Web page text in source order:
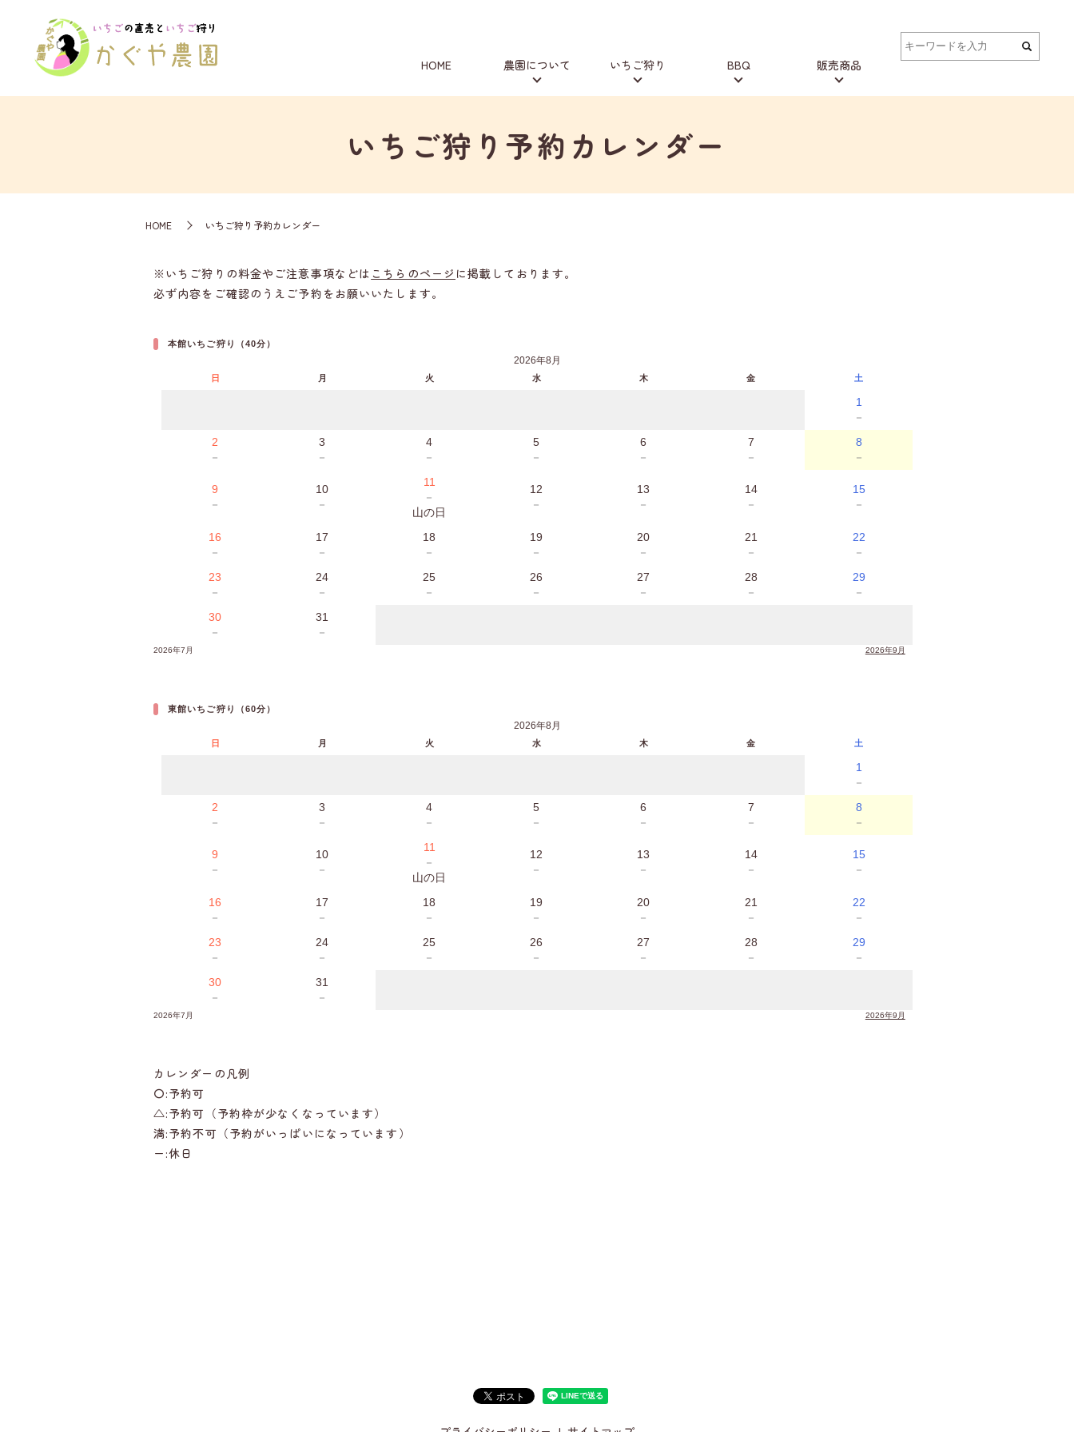
HOME 農園について いちご狩り BBQ 販売商品
いちご狩り予約カレンダー
HOME いちご狩り予約カレンダー
※いちご狩りの料金やご注意事項などは こちらのページ に掲載しております。
必ず内容をご確認のうえご予約をお願いいたします。
本館いちご狩り（40分）
2026年8月
日 月 火 水 木 金 土
1
－
2
－
3
－
4
－
5
－
6
－
7
－
8
－
9
－
10
－
11
－
山の日
12
－
13
－
14
－
15
－
16
－
17
－
18
－
19
－
20
－
21
－
22
－
23
－
24
－
25
－
26
－
27
－
28
－
29
－
30
－
31
－
2026年7月 2026年9月
東館いちご狩り（60分）
2026年8月
日 月 火 水 木 金 土
1
－
2
－
3
－
4
－
5
－
6
－
7
－
8
－
9
－
10
－
11
－
山の日
12
－
13
－
14
－
15
－
16
－
17
－
18
－
19
－
20
－
21
－
22
－
23
－
24
－
25
－
26
－
27
－
28
－
29
－
30
－
31
－
2026年7月 2026年9月
カレンダーの凡例
〇:予約可
△:予約可（予約枠が少なくなっています）
満:予約不可（予約がいっぱいになっています）
ー:休日